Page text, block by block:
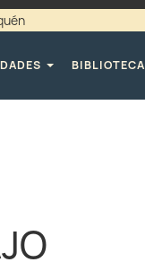
BIBLIOTECA